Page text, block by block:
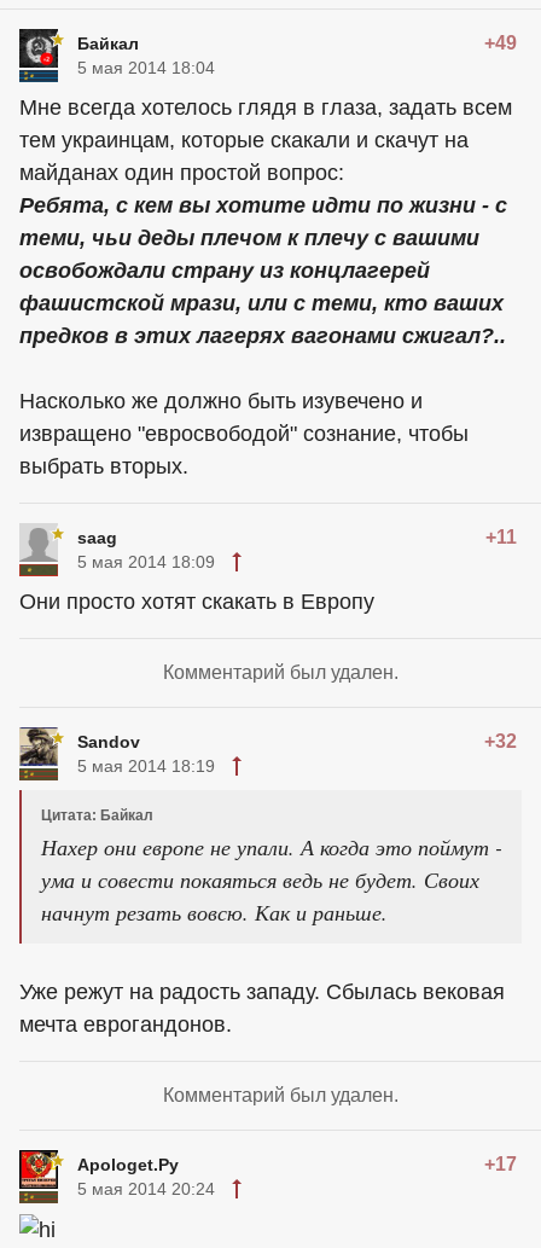
Байкал +49
5 мая 2014 18:04
Мне всегда хотелось глядя в глаза, задать всем
тем украинцам, которые скакали и скачут на
майданах один простой вопрос:
Ребята, с кем вы хотите идти по жизни - с
теми, чьи деды плечом к плечу с вашими
освобождали страну из концлагерей
фашистской мрази, или с теми, кто ваших
предков в этих лагерях вагонами сжигал?..
Насколько же должно быть изувечено и
извращено "евросвободой" сознание, чтобы
выбрать вторых.
saag +11
5 мая 2014 18:09
Они просто хотят скакать в Европу
Комментарий был удален.
Sandov +32
5 мая 2014 18:19
Цитата: Байкал
Нахер они европе не упали. А когда это поймут -
ума и совести покаяться ведь не будет. Своих
начнут резать вовсю. Как и раньше.
Уже режут на радость западу. Сбылась вековая
мечта еврогандонов.
Комментарий был удален.
Apologet.Ру +17
5 мая 2014 20:24